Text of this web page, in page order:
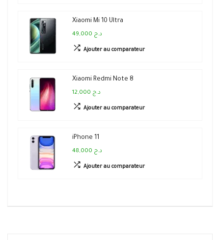
Xiaomi Mi 10 Ultra
49,000 د.ج
Ajouter au comparateur
Xiaomi Redmi Note 8
12,000 د.ج
Ajouter au comparateur
iPhone 11
48,000 د.ج
Ajouter au comparateur